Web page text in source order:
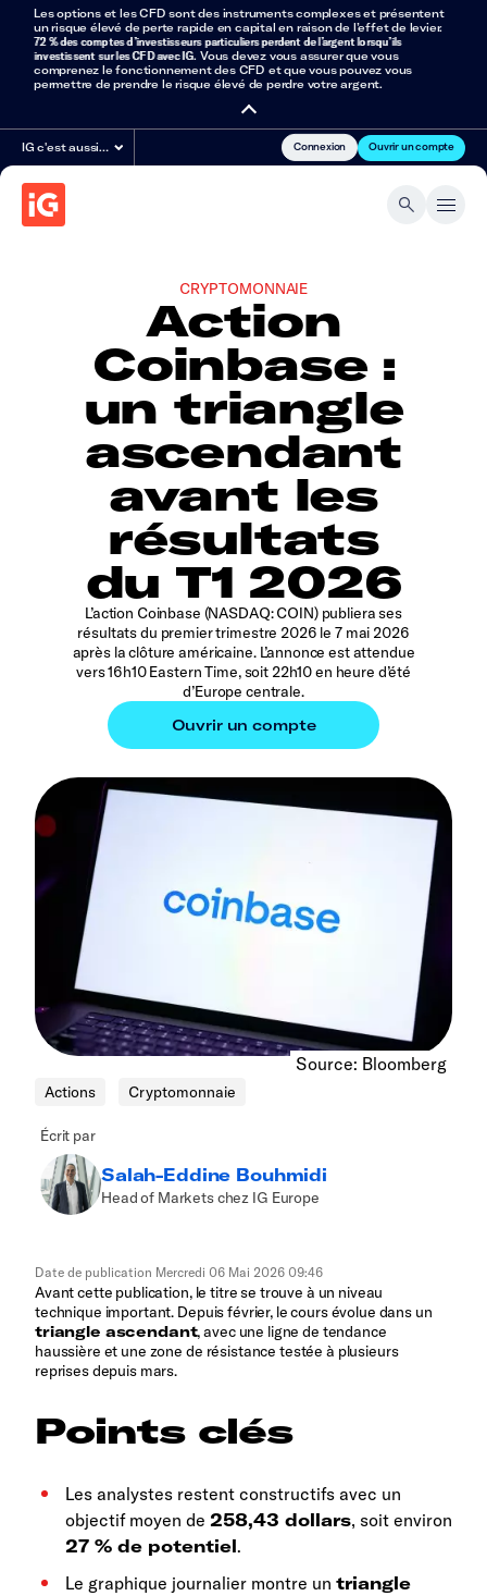
Les options et les CFD sont des instruments complexes et présentent
un risque élevé de perte rapide en capital en raison de l’effet de levier.
72 % des comptes d’investisseurs particuliers perdent de l’argent lorsqu’ils
investissent sur les CFD avec IG. Vous devez vous assurer que vous
comprenez le fonctionnement des CFD et que vous pouvez vous
permettre de prendre le risque élevé de perdre votre argent.
IG c'est aussi… Connexion Ouvrir un compte
CRYPTOMONNAIE
Action
Coinbase :
un triangle
ascendant
avant les
résultats
du T1 2026
L’action Coinbase (NASDAQ: COIN) publiera ses
résultats du premier trimestre 2026 le 7 mai 2026
après la clôture américaine. L’annonce est attendue
vers 16h10 Eastern Time, soit 22h10 en heure d’été
d’Europe centrale.
Source: Bloomberg
Actions Cryptomonnaie
Écrit par
Salah-Eddine Bouhmidi
Head of Markets chez IG Europe
Date de publication Mercredi 06 Mai 2026 09:46
Avant cette publication, le titre se trouve à un niveau
technique important. Depuis février, le cours évolue dans un
triangle ascendant, avec une ligne de tendance
haussière et une zone de résistance testée à plusieurs
reprises depuis mars.
Points clés
Les analystes restent constructifs avec un
objectif moyen de 258,43 dollars, soit environ
27 % de potentiel.
Le graphique journalier montre un triangle